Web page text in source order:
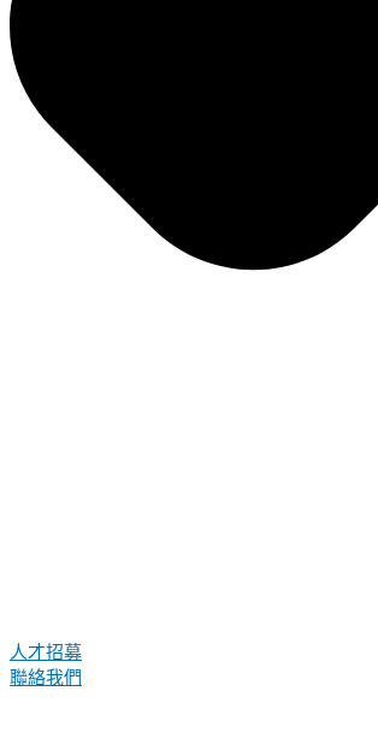
人才招募
聯絡我們